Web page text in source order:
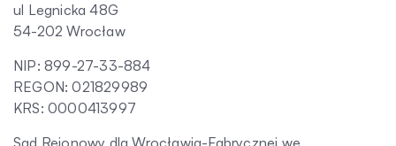
ul Legnicka 48G
54-202 Wrocław
NIP: 899-27-33-884
REGON: 021829989
KRS: 0000413997
Sąd Rejonowy dla Wrocławia-Fabrycznej we